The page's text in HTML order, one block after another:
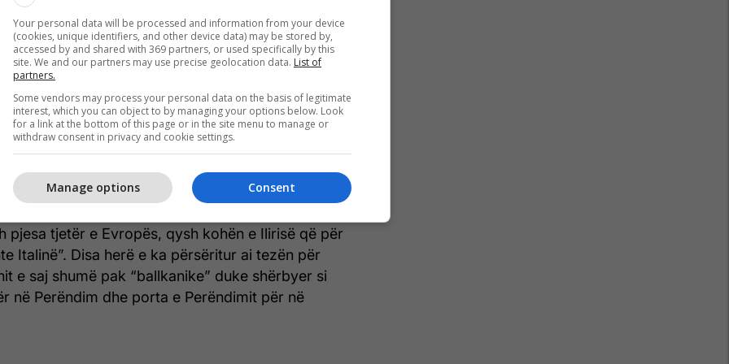
kundër turqve në Azinë e Vogël.
për Jorgën kjo situatë në atë pjesë të
emrin turk “Ballkan”. Simbas tij, jo të gjithë
në të njëjtën masë “ballkanikë”. Greqia, për
nga deti dhe e bën jetën me detin, nuk
për të “shpina ballkanike”, edhe pse nuk është
Serbia dhe Bullgaria janë vende mirëfilli
për Jorgën, është shumë pak “ballkanike” -
- ajo është e kthyer kah deti, kah Italia dhe,
pjesa tjetër e Evropës, qysh kohën e Ilirisë që për
Italinë”. Disa herë e ka përsëritur ai tezën për
e saj shumë pak “ballkanike” duke shërbyer si
në Perëndim dhe porta e Perëndimit për në
Your personal data will be processed and information from your device
(cookies, unique identifiers, and other device data) may be stored by,
accessed by and shared with 369 partners, or used specifically by this
site. We and our partners may use precise geolocation data. List of
partners.
Some vendors may process your personal data on the basis of legitimate
interest, which you can object to by managing your options below. Look
for a link at the bottom of this page or in the site menu to manage or
withdraw consent in privacy and cookie settings.
Consent
Manage options